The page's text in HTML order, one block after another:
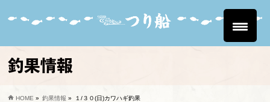
釣果情報
HOME » 釣果情報 » １/３０(日)カワハギ釣果